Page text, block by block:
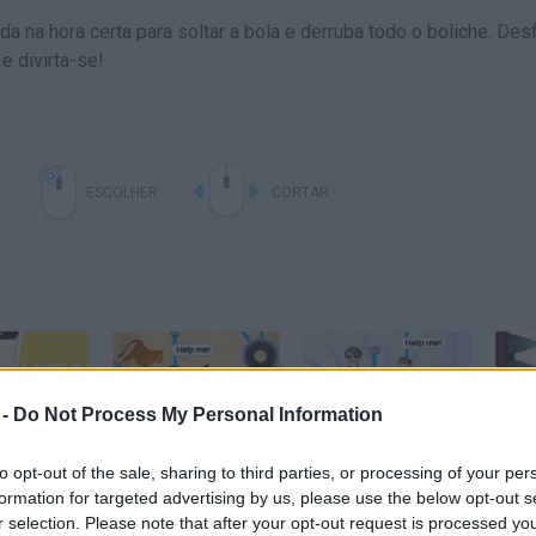
Do Not Process My Personal Information
opt-out of the sale, sharing to third parties, or processing of your
for targeted advertising by us, please use the below opt-out
selection. Please note that after your opt-out request is processed
na hora certa para soltar a bola e derruba todo o boliche.
divirta-se!
VER MAIS